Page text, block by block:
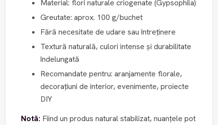
Material: flori naturale criogenate (Gypsophila)
Greutate: aprox. 100 g/buchet
Fără necesitate de udare sau întreținere
Textură naturală, culori intense și durabilitate
îndelungată
Recomandate pentru: aranjamente florale,
decorațiuni de interior, evenimente, proiecte
DIY
Notă: Fiind un produs natural stabilizat, nuanțele pot